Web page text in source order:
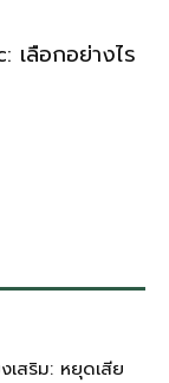
เลือกอย่างไร
เสริม: หยุดเสีย